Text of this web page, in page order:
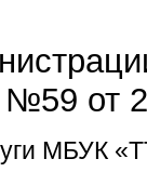
от
МБУК